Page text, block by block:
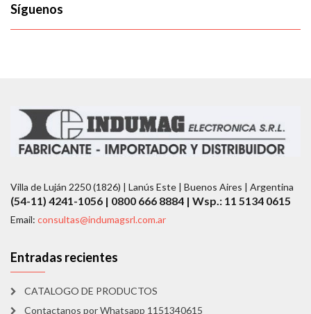
Síguenos
Villa de Luján 2250 (1826) | Lanús Este | Buenos Aires | Argentina
(54-11) 4241-1056 | 0800 666 8884 | Wsp.: 11 5134 0615
Email: consultas@indumagsrl.com.ar
Entradas recientes
CATALOGO DE PRODUCTOS
Contactanos por Whatsapp 1151340615